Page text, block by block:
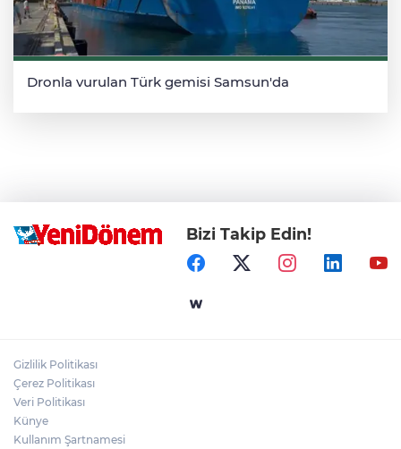
Dronla vurulan Türk gemisi Samsun'da
Bizi Takip Edin!
Gizlilik Politikası
Çerez Politikası
Veri Politikası
Künye
Kullanım Şartnamesi